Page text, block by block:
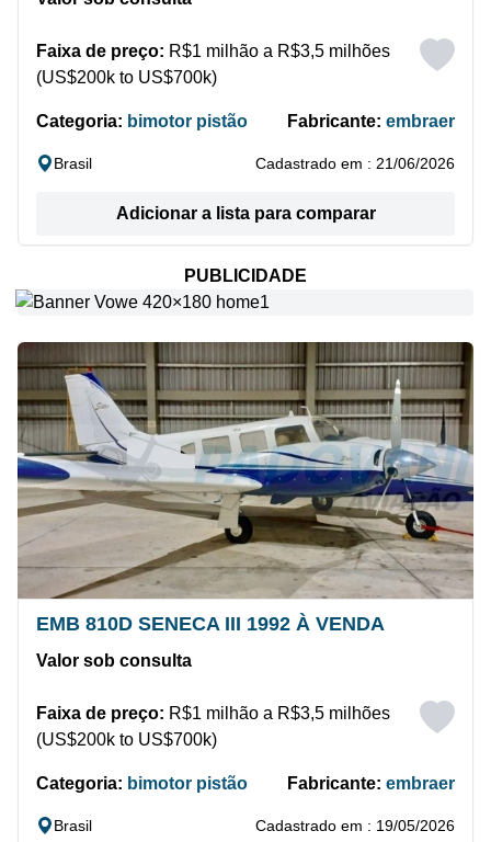
Faixa de preço: R$1 milhão a R$3,5 milhões
(US$200k to US$700k)
Categoria: bimotor pistão Fabricante: embraer
Brasil Cadastrado em : 21/06/2026
Adicionar a lista para comparar
PUBLICIDADE
EMB 810D SENECA III 1992 À VENDA
Valor sob consulta
Faixa de preço: R$1 milhão a R$3,5 milhões
(US$200k to US$700k)
Categoria: bimotor pistão Fabricante: embraer
Brasil Cadastrado em : 19/05/2026